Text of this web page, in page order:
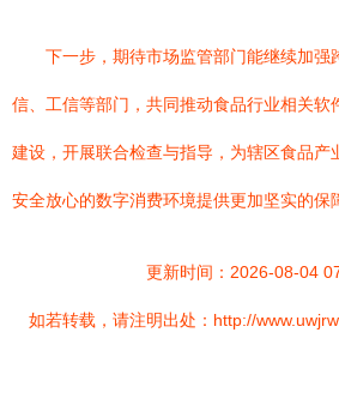
下一步，期待市场监管部门能继续加强
信、工信等部门，共同推动食品行业相关软
建设，开展联合检查与指导，为辖区食品产
安全放心的数字消费环境提供更加坚实的保
更新时间：2026-08-04
如若转载，请注明出处：http://